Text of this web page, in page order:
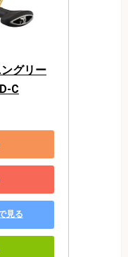
グリー
C
見る